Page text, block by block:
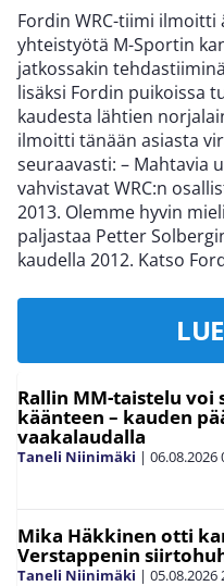
Fordin WRC-tiimi ilmoitti
yhteistyötä M-Sportin
jatkossakin
lisäksi Fordin puikoissa
kaudesta lähtien
ilmoitti tänään asiasta
seuraavasti: – Mahtavia
vahvistavat WRC:n
2013. Olemme hyvin
paljastaa Petter
kaudella 2012. Katso
Rallin MM-taistelu voi
käänteen – kauden
vaakalaudalla
Taneli Niinimäki | 06.08.2026
Mika Häkkinen otti
Verstappenin
Taneli Niinimäki | 05.08.2026